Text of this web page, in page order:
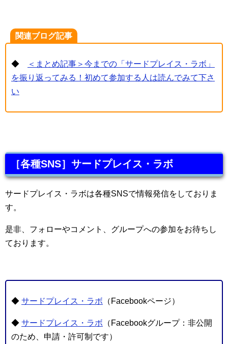
関連ブログ記事
◆
＜まとめ記事＞今までの「サードプレイス・ラボ」
を振り返ってみる！初めて参加する人は読んでみて下さ
い
［各種SNS］サードプレイス・ラボ
サードプレイス・ラボは各種SNSで情報発信をしておりま
す。
是非、フォローやコメント、グループへの参加をお待ちし
ております。
◆ サードプレイス・ラボ （Facebookページ）
◆ サードプレイス・ラボ （Facebookグループ：非公開
のため、申請・許可制です）